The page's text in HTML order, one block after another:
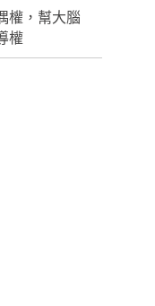
權，幫大腦
權